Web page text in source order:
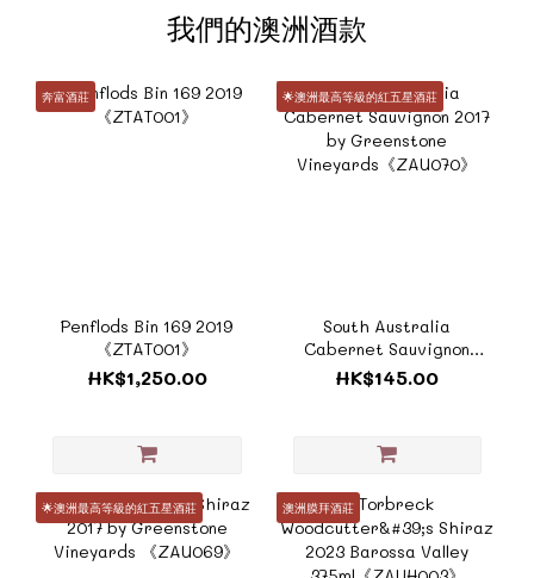
我們的澳洲酒款
奔富酒莊
Penflods Bin 169 2019
《ZTAT001》
HK$1,250.00
🌟澳洲最高等級的紅五星酒莊
South Australia
Cabernet Sauvignon
2017 by Greenstone
Vineyards《ZAU070》
HK$145.00
🌟澳洲最高等級的紅五星酒莊 澳洲膜拜酒莊